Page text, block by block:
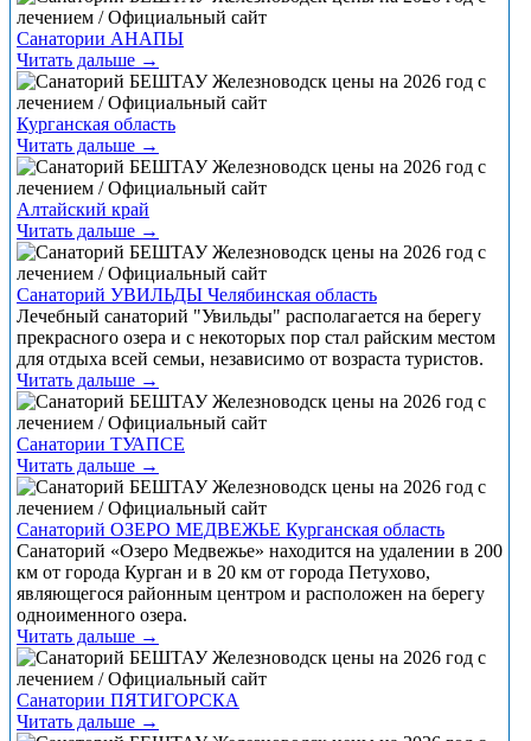
Санатории АНАПЫ
Читать дальше →
Курганская область
Читать дальше →
Алтайский край
Читать дальше →
Санаторий УВИЛЬДЫ Челябинская область
Лечебный санаторий "Увильды" располагается на берегу
прекрасного озера и с некоторых пор стал райским местом
для отдыха всей семьи, независимо от возраста туристов.
Читать дальше →
Санатории ТУАПСЕ
Читать дальше →
Санаторий ОЗЕРО МЕДВЕЖЬЕ Курганская область
Санаторий «Озеро Медвежье» находится на удалении в 200
км от города Курган и в 20 км от города Петухово,
являющегося районным центром и расположен на берегу
одноименного озера.
Читать дальше →
Санатории ПЯТИГОРСКА
Читать дальше →